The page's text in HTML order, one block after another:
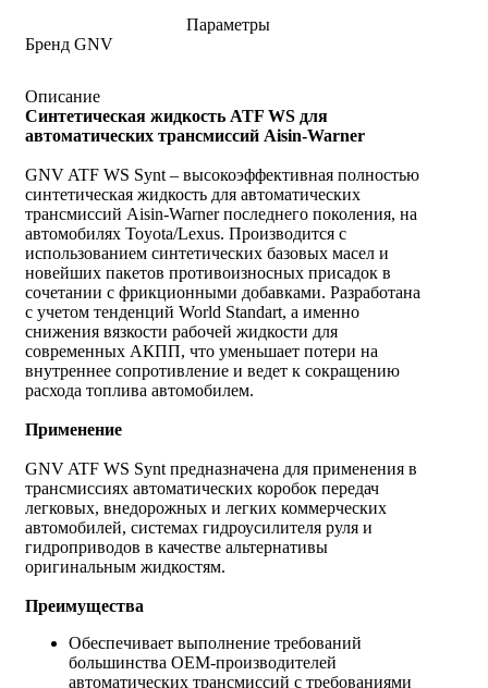
Параметры
Бренд GNV
Описание
Синтетическая жидкость ATF WS для
автоматических трансмиссий Aisin-Warner
GNV ATF WS Synt – высокоэффективная полностью
синтетическая жидкость для автоматических
трансмиссий Aisin-Warner последнего поколения, на
автомобилях Toyota/Lexus. Производится с
использованием синтетических базовых масел и
новейших пакетов противоизносных присадок в
сочетании с фрикционными добавками. Разработана
с учетом тенденций World Standart, а именно
снижения вязкости рабочей жидкости для
современных АКПП, что уменьшает потери на
внутреннее сопротивление и ведет к сокращению
расхода топлива автомобилем.
Применение
GNV ATF WS Synt предназначена для применения в
трансмиссиях автоматических коробок передач
легковых, внедорожных и легких коммерческих
автомобилей, системах гидроусилителя руля и
гидроприводов в качестве альтернативы
оригинальным жидкостям.
Преимущества
Обеспечивает выполнение требований
большинства ОЕМ-производителей
автоматических трансмиссий с требованиями